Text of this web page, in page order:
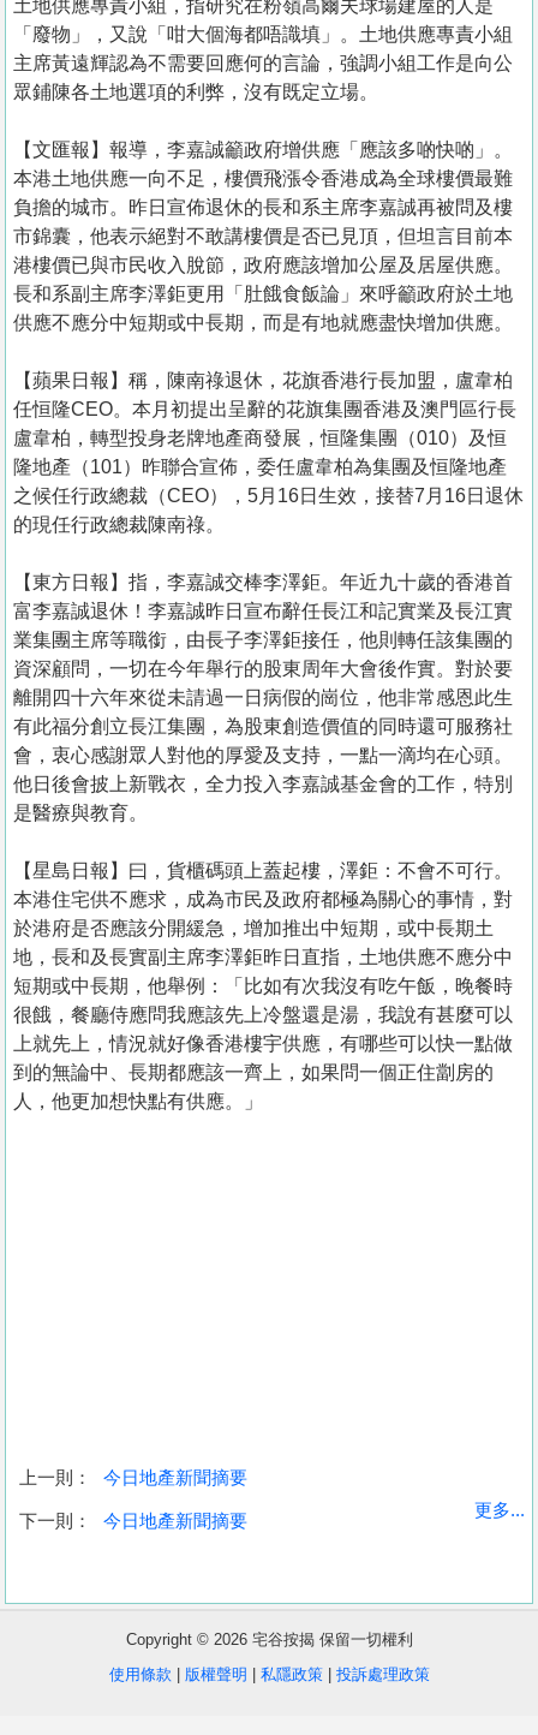
收
盤
土地供應專責小組，指研究在粉嶺高爾夫球場建屋的人是
「廢物」，又說「咁大個海都唔識填」。土地供應專責小組
主席黃遠輝認為不需要回應何的言論，強調小組工作是向公
眾鋪陳各土地選項的利弊，沒有既定立場。
【文匯報】報導，李嘉誠籲政府增供應「應該多啲快啲」。
本港土地供應一向不足，樓價飛漲令香港成為全球樓價最難
負擔的城市。昨日宣佈退休的長和系主席李嘉誠再被問及樓
市錦囊，他表示絕對不敢講樓價是否已見頂，但坦言目前本
港樓價已與市民收入脫節，政府應該增加公屋及居屋供應。
長和系副主席李澤鉅更用「肚餓食飯論」來呼籲政府於土地
供應不應分中短期或中長期，而是有地就應盡快增加供應。
【蘋果日報】稱，陳南祿退休，花旗香港行長加盟，盧韋柏
任恒隆CEO。本月初提出呈辭的花旗集團香港及澳門區行長
盧韋柏，轉型投身老牌地產商發展，恒隆集團（010）及恒
隆地產（101）昨聯合宣佈，委任盧韋柏為集團及恒隆地產
之候任行政總裁（CEO），5月16日生效，接替7月16日退休
的現任行政總裁陳南祿。
【東方日報】指，李嘉誠交棒李澤鉅。年近九十歲的香港首
富李嘉誠退休！李嘉誠昨日宣布辭任長江和記實業及長江實
業集團主席等職銜，由長子李澤鉅接任，他則轉任該集團的
資深顧問，一切在今年舉行的股東周年大會後作實。對於要
離開四十六年來從未請過一日病假的崗位，他非常感恩此生
有此福分創立長江集團，為股東創造價值的同時還可服務社
會，衷心感謝眾人對他的厚愛及支持，一點一滴均在心頭。
他日後會披上新戰衣，全力投入李嘉誠基金會的工作，特別
是醫療與教育。
【星島日報】曰，貨櫃碼頭上蓋起樓，澤鉅：不會不可行。
本港住宅供不應求，成為市民及政府都極為關心的事情，對
於港府是否應該分開緩急，增加推出中短期，或中長期土
地，長和及長實副主席李澤鉅昨日直指，土地供應不應分中
短期或中長期，他舉例：「比如有次我沒有吃午飯，晚餐時
很餓，餐廳侍應問我應該先上冷盤還是湯，我說有甚麼可以
上就先上，情況就好像香港樓宇供應，有哪些可以快一點做
到的無論中、長期都應該一齊上，如果問一個正住劏房的
人，他更加想快點有供應。」
上一則： 今日地產新聞摘要
下一則： 今日地產新聞摘要
更多...
Copyright © 2026 宅谷按揭 保留一切權利
使用條款
版權聲明 私隱政策| 投訴處理政策